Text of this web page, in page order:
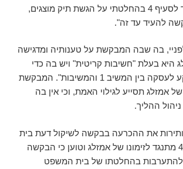
לעד בכתב, בניגוד לסעיף 4 בהחלטתי על הגשת תיק מוצגים,
להעיד עד זה".
בה שבה המבקשת על טענותיה ומדגישה
היא בעלת "חשיבות קריטית" ויש בה כדי
"להסביר את הרקע לעסקה בין המשיב 1 והמשיבות". המבקשת
אמזלג תסייע לגילוי האמת, וכי אין בה
ההליך.
2 ו-3 מותירות את ההכרעה בבקשה לשיקול דעת בית
המשפט. המשיב 4 מתנגד לזימונו של אמזלג וטוען כי הבקשה
להתערבות בהחלטתו של בית המשפט